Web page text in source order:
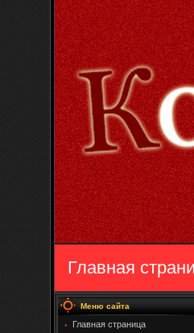
Главная
Меню сайта
Главная страница